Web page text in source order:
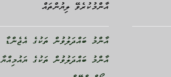
އާންމުކުރެވޭ ލިޔުންތައް
އާންމު ބައްދަލުވުން ތަކުގެ އެޖެންޑާ
އާންމު ބައްދަލުވުން ތަކުގެ ޔައުމިއްޔާ